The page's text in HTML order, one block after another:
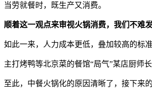
当劳就餐时，既生产又消费。
顺着这一观点来审视火锅消费，我们不难
如此一来，人力成本更低，叠加较高的标
主打烤鸭等北京菜的餐馆“局气”某店厨师
至此，中餐火锅化的原因清晰了，接下来